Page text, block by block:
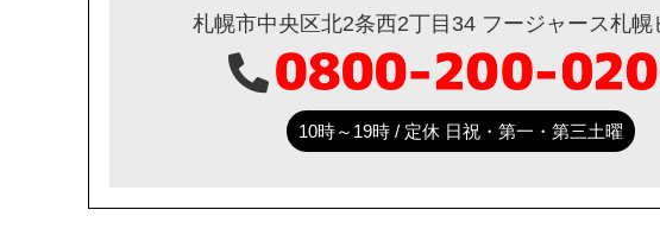
札幌市中央区北2条西2丁目34 フージャース札幌
10時～19時 / 定休 日祝・第一・第三土曜